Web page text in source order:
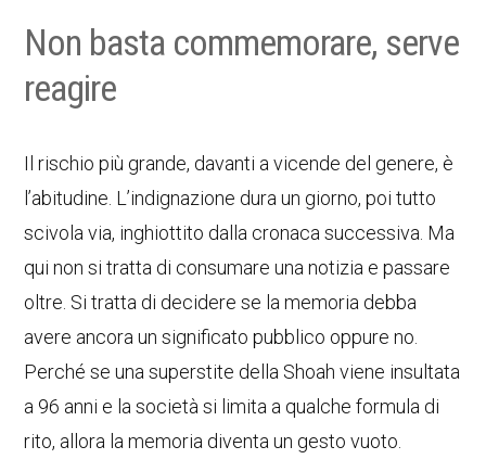
Non basta commemorare, serve
reagire
Il rischio più grande, davanti a vicende del genere, è
l’abitudine. L’indignazione dura un giorno, poi tutto
scivola via, inghiottito dalla cronaca successiva. Ma
qui non si tratta di consumare una notizia e passare
oltre. Si tratta di decidere se la memoria debba
avere ancora un significato pubblico oppure no.
Perché se una superstite della Shoah viene insultata
a 96 anni e la società si limita a qualche formula di
rito, allora la memoria diventa un gesto vuoto.